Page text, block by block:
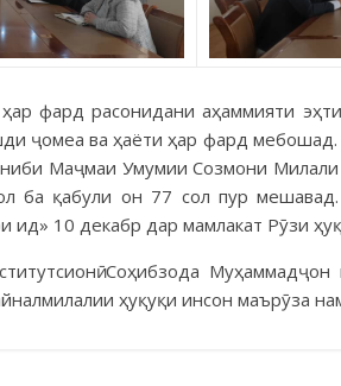
фард расонидани аҳаммияти
ҷомеа ва ҳаёти ҳар фард
Маҷмаи Умумии Созмони
ба қабули он 77 сол пур
ид» 10 декабр дар мамлакат Рӯзи
Соҳибзода
ҳуқуқи инсон маърӯза